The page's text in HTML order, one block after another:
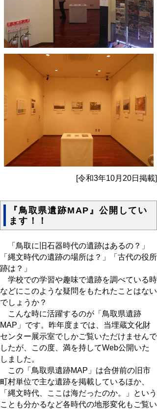
[令和3年10月20日掲載]
『鳥取県遺跡MAP』公開してい
ます！！
「鳥取に旧石器時代の遺跡はあるの？」
「縄文時代の遺跡の場所は？」「古代の役所
跡は？」
学校での学習や趣味で遺跡を調べている時
などにこのような疑問をもたれたことはない
でしょうか？
こんな時に活躍するのが「鳥取県遺跡
MAP」です。昨年度までは、当埋蔵文化財
センター展示室でしかご覧いただけませんで
したが、この度、満を持してWeb公開いた
しました。
この「鳥取県遺跡MAP」は合併前の旧市
町村単位で主な遺跡を掲載しているほか、
「縄文時代、ここは海だったのか。」という
ことも分かるなど各時代の地形変化もご覧い